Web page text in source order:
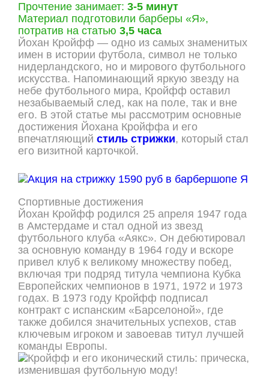
Прочтение занимает: 3-5 минут
Материал подготовили барберы «Я»,
потратив на статью 3,5 часа
Йохан Кройфф — одно из самых знаменитых
имен в истории футбола, символ не только
нидерландского, но и мирового футбольного
искусства. Напоминающий яркую звезду на
небе футбольного мира, Кройфф оставил
незабываемый след, как на поле, так и вне
его. В этой статье мы рассмотрим основные
достижения Йохана Кройффа и его
впечатляющий стиль стрижки, который стал
его визитной карточкой.
Спортивные достижения
Йохан Кройфф родился 25 апреля 1947 года
в Амстердаме и стал одной из звезд
футбольного клуба «Аякс». Он дебютировал
за основную команду в 1964 году и вскоре
привел клуб к великому множеству побед,
включая три подряд титула чемпиона Кубка
Европейских чемпионов в 1971, 1972 и 1973
годах. В 1973 году Кройфф подписал
контракт с испанским «Барселоной», где
также добился значительных успехов, став
ключевым игроком и завоевав титул лучшей
команды Европы.